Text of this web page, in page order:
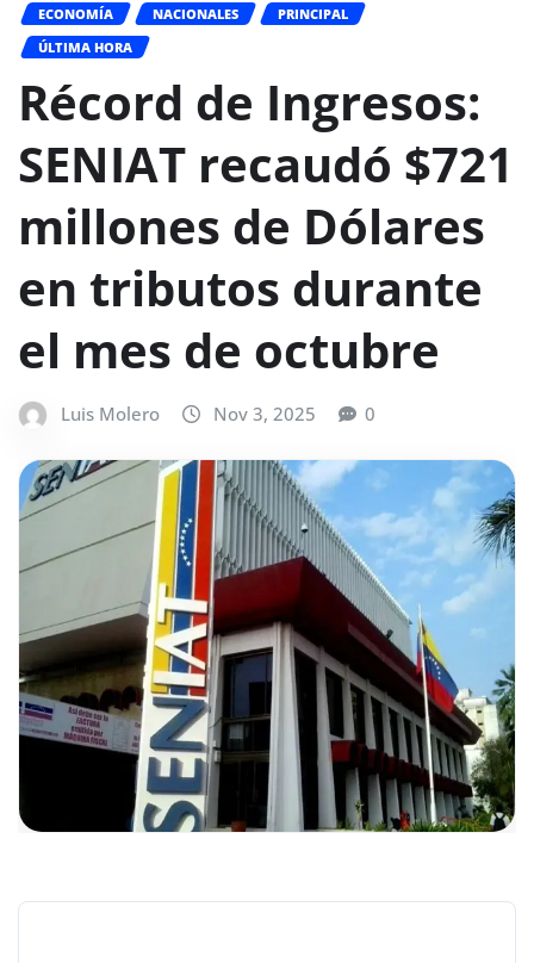
ECONOMÍA NACIONALES
PRINCIPAL
ÚLTIMA HORA
Récord de Ingresos:
SENIAT recaudó $721
millones de Dólares
en tributos durante
el mes de octubre
Luis Molero Nov 3, 2025 0